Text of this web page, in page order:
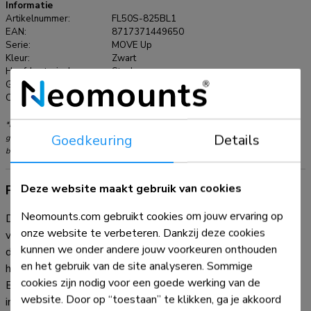
Informatie
Artikelnummer:
FL50S-825BL1
EAN:
8717371449650
Serie:
MOVE Up
Kleur:
Zwart
Hoofdmateriaal:
Staal
Garantie:
Certificering:
TÜV
*NB. De vermelde inch-maten zijn slechts een indicatie, gecombineerd met het
gewicht en de VESA-maten. Het maximale gewicht en de VESA-maat zijn absolute
beperkingen voor de producten en dienen niet te worden overschreden.
Productinformatie
De Neomounts FL50S-825BL1 MOVE Up is een mobiele
vloersteun voor flat screens tot 75" met een maximaal
draagvermogen van 70 kg. De vloersteun is manueel in
hoogte verstelbaar (104-157 cm), evenals de beugelkop.
Een afsluitbaar, geventileerd hardware compartiment is
inbegrepen en optioneel voor installatie (zowel portrait als
Goedkeuring Details
Deze website maakt gebruik van cookies
Neomounts.com gebruikt cookies om jouw ervaring op
onze website te verbeteren. Dankzij deze cookies
kunnen we onder andere jouw voorkeuren onthouden
en het gebruik van de site analyseren. Sommige
cookies zijn nodig voor een goede werking van de
website. Door op “toestaan” te klikken, ga je akkoord